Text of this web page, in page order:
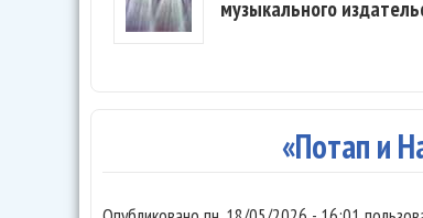
музыкального
«Потап и